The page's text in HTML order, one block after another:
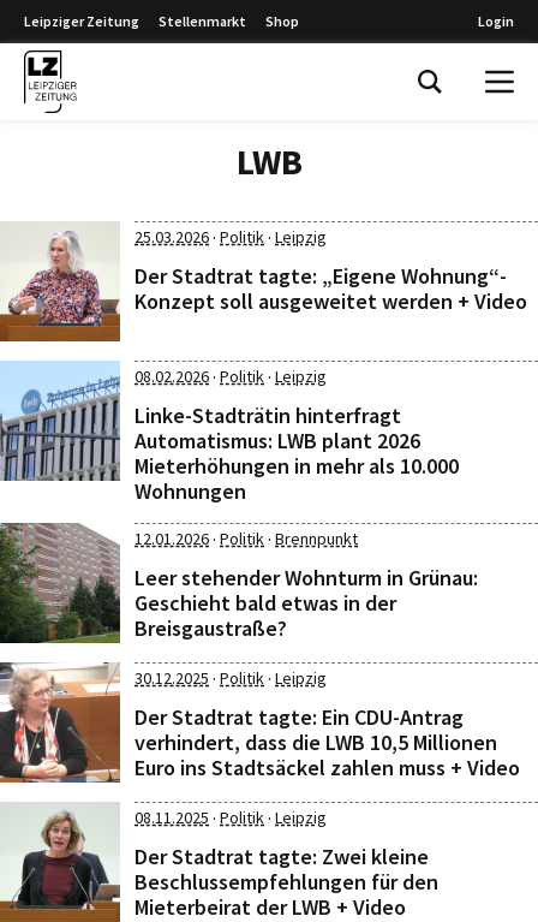
Leipziger Zeitung Stellenmarkt Shop Login
LWB
25.03.2026· Politik· Leipzig
Der Stadtrat tagte: „Eigene Wohnung“-
Konzept soll ausgeweitet werden + Video
08.02.2026· Politik· Leipzig
Linke-Stadträtin hinterfragt
Automatismus: LWB plant 2026
Mieterhöhungen in mehr als 10.000
Wohnungen
12.01.2026· Politik· Brennpunkt
Leer stehender Wohnturm in Grünau:
Geschieht bald etwas in der
Breisgaustraße?
30.12.2025 · Politik· Leipzig
Der Stadtrat tagte: Ein CDU-Antrag
verhindert, dass die LWB 10,5 Millionen
Euro ins Stadtsäckel zahlen muss + Video
08.11.2025 · Politik· Leipzig
Der Stadtrat tagte: Zwei kleine
Beschlussempfehlungen für den
Mieterbeirat der LWB + Video